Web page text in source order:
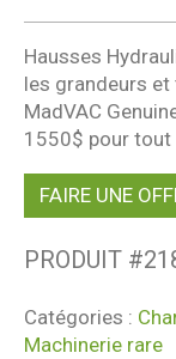
Hausses
les grandeurs
MadVAC
1550$ pour
FAIRE UNE
PRODUIT #
Catégories :
Machinerie rare